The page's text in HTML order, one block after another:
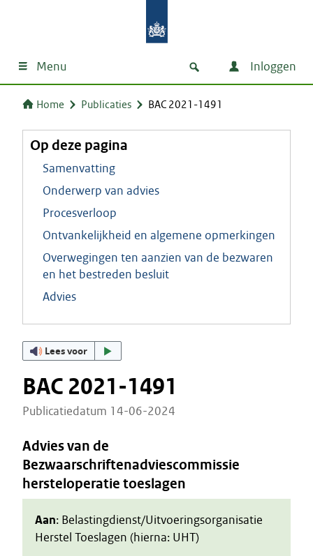
Menu Inloggen
Home Publicaties BAC 2021-1491
Op deze pagina
Samenvatting
Onderwerp van advies
Procesverloop
Ontvankelijkheid en algemene opmerkingen
Overwegingen ten aanzien van de bezwaren
en het bestreden besluit
Advies
Lees voor
BAC 2021-1491
Publicatiedatum 14-06-2024
Advies van de
Bezwaarschriftenadviescommissie
hersteloperatie toeslagen
Aan: Belastingdienst/Uitvoeringsorganisatie
Herstel Toeslagen (hierna: UHT)